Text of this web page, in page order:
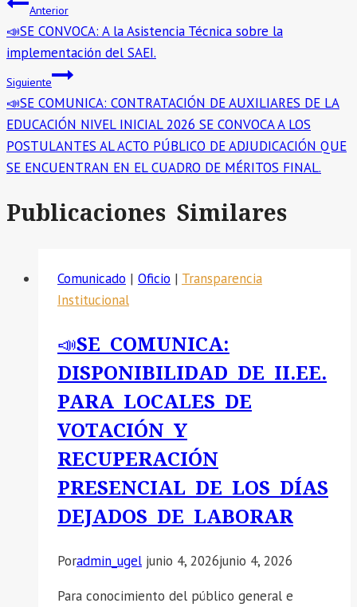
Anterior
📣SE CONVOCA: A la Asistencia Técnica sobre la
implementación del SAEI.
Siguiente
📣SE COMUNICA: CONTRATACIÓN DE AUXILIARES DE LA
EDUCACIÓN NIVEL INICIAL 2026 SE CONVOCA A LOS
POSTULANTES AL ACTO PÚBLICO DE ADJUDICACIÓN QUE
SE ENCUENTRAN EN EL CUADRO DE MÉRITOS FINAL.
Publicaciones Similares
Comunicado | Oficio | Transparencia
Institucional
📣SE COMUNICA:
DISPONIBILIDAD DE II.EE.
PARA LOCALES DE
VOTACIÓN Y
RECUPERACIÓN
PRESENCIAL DE LOS DÍAS
DEJADOS DE LABORAR
Poradmin_ugel junio 4, 2026junio 4, 2026
Para conocimiento del público general e